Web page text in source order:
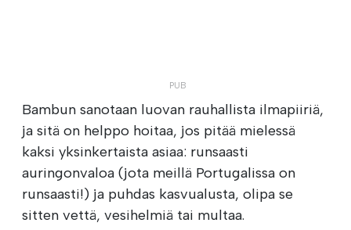
Bambun sanotaan luovan rauhallista ilmapiiriä,
ja sitä on helppo hoitaa, jos pitää mielessä
kaksi yksinkertaista asiaa: runsaasti
auringonvaloa (jota meillä Portugalissa on
runsaasti!) ja puhdas kasvualusta, olipa se
sitten vettä, vesihelmiä tai multaa.